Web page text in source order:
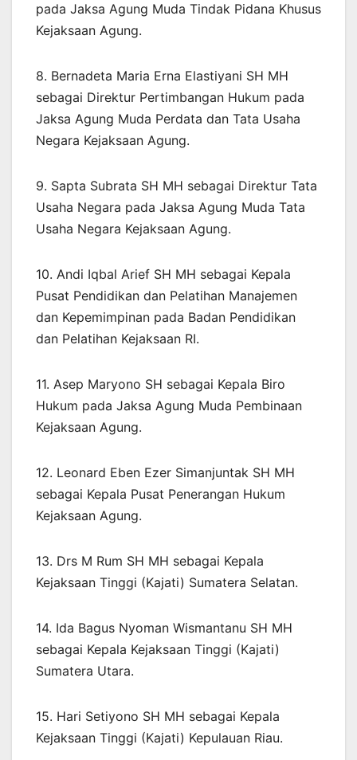
pada Jaksa Agung Muda Tindak Pidana Khusus
Kejaksaan Agung.
8. Bernadeta Maria Erna Elastiyani SH MH
sebagai Direktur Pertimbangan Hukum pada
Jaksa Agung Muda Perdata dan Tata Usaha
Negara Kejaksaan Agung.
9. Sapta Subrata SH MH sebagai Direktur Tata
Usaha Negara pada Jaksa Agung Muda Tata
Usaha Negara Kejaksaan Agung.
10. Andi Iqbal Arief SH MH sebagai Kepala
Pusat Pendidikan dan Pelatihan Manajemen
dan Kepemimpinan pada Badan Pendidikan
dan Pelatihan Kejaksaan RI.
11. Asep Maryono SH sebagai Kepala Biro
Hukum pada Jaksa Agung Muda Pembinaan
Kejaksaan Agung.
12. Leonard Eben Ezer Simanjuntak SH MH
sebagai Kepala Pusat Penerangan Hukum
Kejaksaan Agung.
13. Drs M Rum SH MH sebagai Kepala
Kejaksaan Tinggi (Kajati) Sumatera Selatan.
14. Ida Bagus Nyoman Wismantanu SH MH
sebagai Kepala Kejaksaan Tinggi (Kajati)
Sumatera Utara.
15. Hari Setiyono SH MH sebagai Kepala
Kejaksaan Tinggi (Kajati) Kepulauan Riau.